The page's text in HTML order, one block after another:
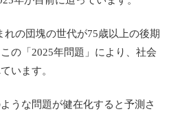
れの団塊の世代が75歳以上の後期
の「2025年問題」により、社会
います。
うな問題が健在化すると予測さ